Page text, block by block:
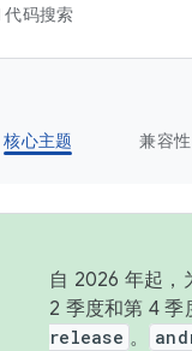
码搜索
核心主题 兼容性
自 2026 年起，
2 季度和第 4
release 。